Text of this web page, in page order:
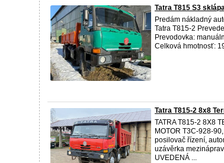
Tatra T815 S3
Predám nákladný
Tatra T815-2
Prevodovka:
Celková hmotnosť:
Tatra T815-2 8x8
TATRA T815​-2 8X8
MOTOR T3C-928-
posilovač řízení,
uzávěrka
UVEDENÁ ...